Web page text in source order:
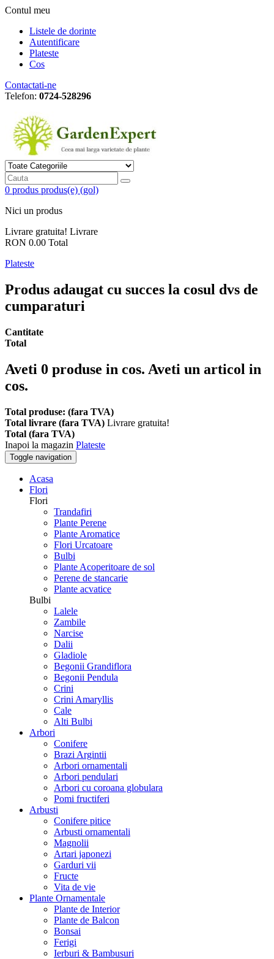
Contul meu
Listele de dorinte
Autentificare
Plateste
Cos
Contactati-ne
Telefon: 0724-528296
0 produs produs(e) (gol)
Nici un produs
Livrare gratuita! Livrare
RON 0.00 Total
Plateste
Produs adaugat cu succes la cosul dvs de
cumparaturi
Cantitate
Total
Aveti 0 produse in cos. Aveti un articol in
cos.
Total produse: (fara TVA)
Total livrare (fara TVA) Livrare gratuita!
Total (fara TVA)
Inapoi la magazin Plateste
Toggle navigation
Acasa
Flori
Flori
Trandafiri
Plante Perene
Plante Aromatice
Flori Urcatoare
Bulbi
Plante Acoperitoare de sol
Perene de stancarie
Plante acvatice
Bulbi
Lalele
Zambile
Narcise
Dalii
Gladiole
Begonii Grandiflora
Begonii Pendula
Crini
Crini Amaryllis
Cale
Alti Bulbi
Arbori
Conifere
Brazi Argintii
Arbori ornamentali
Arbori pendulari
Arbori cu coroana globulara
Pomi fructiferi
Arbusti
Conifere pitice
Arbusti ornamentali
Magnolii
Artari japonezi
Garduri vii
Fructe
Vita de vie
Plante Ornamentale
Plante de Interior
Plante de Balcon
Bonsai
Ferigi
Ierburi & Bambusuri